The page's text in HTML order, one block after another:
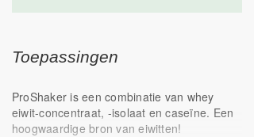
Toepassingen
ProShaker is een combinatie van whey
eiwit-concentraat, -isolaat en caseïne. Een
hoogwaardige bron van eiwitten!